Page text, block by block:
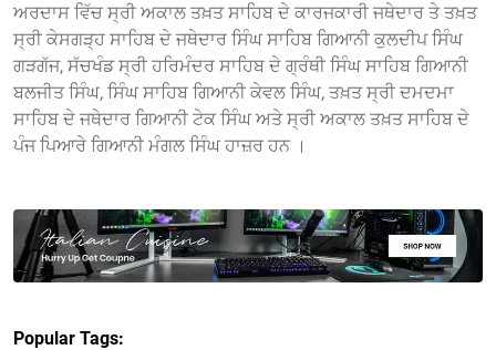
ਅਰਦਾਸ ਵਿੱਚ ਸ੍ਰੀ ਅਕਾਲ ਤਖ਼ਤ ਸਾਹਿਬ ਦੇ ਕਾਰਜਕਾਰੀ ਜਥੇਦਾਰ ਤੇ ਤਖ਼ਤ
ਸ੍ਰੀ ਕੇਸਗੜ੍ਹ ਸਾਹਿਬ ਦੇ ਜਥੇਦਾਰ ਸਿੰਘ ਸਾਹਿਬ ਗਿਆਨੀ ਕੁਲਦੀਪ ਸਿੰਘ
ਗੜਗੱਜ, ਸੱਚਖੰਡ ਸ੍ਰੀ ਹਰਿਮੰਦਰ ਸਾਹਿਬ ਦੇ ਗ੍ਰੰਥੀ ਸਿੰਘ ਸਾਹਿਬ ਗਿਆਨੀ
ਬਲਜੀਤ ਸਿੰਘ, ਸਿੰਘ ਸਾਹਿਬ ਗਿਆਨੀ ਕੇਵਲ ਸਿੰਘ, ਤਖ਼ਤ ਸ੍ਰੀ ਦਮਦਮਾ
ਸਾਹਿਬ ਦੇ ਜਥੇਦਾਰ ਗਿਆਨੀ ਟੇਕ ਸਿੰਘ ਅਤੇ ਸ੍ਰੀ ਅਕਾਲ ਤਖ਼ਤ ਸਾਹਿਬ ਦੇ
ਪੰਜ ਪਿਆਰੇ ਗਿਆਨੀ ਮੰਗਲ ਸਿੰਘ ਹਾਜ਼ਰ ਹਨ ।
Popular Tags: